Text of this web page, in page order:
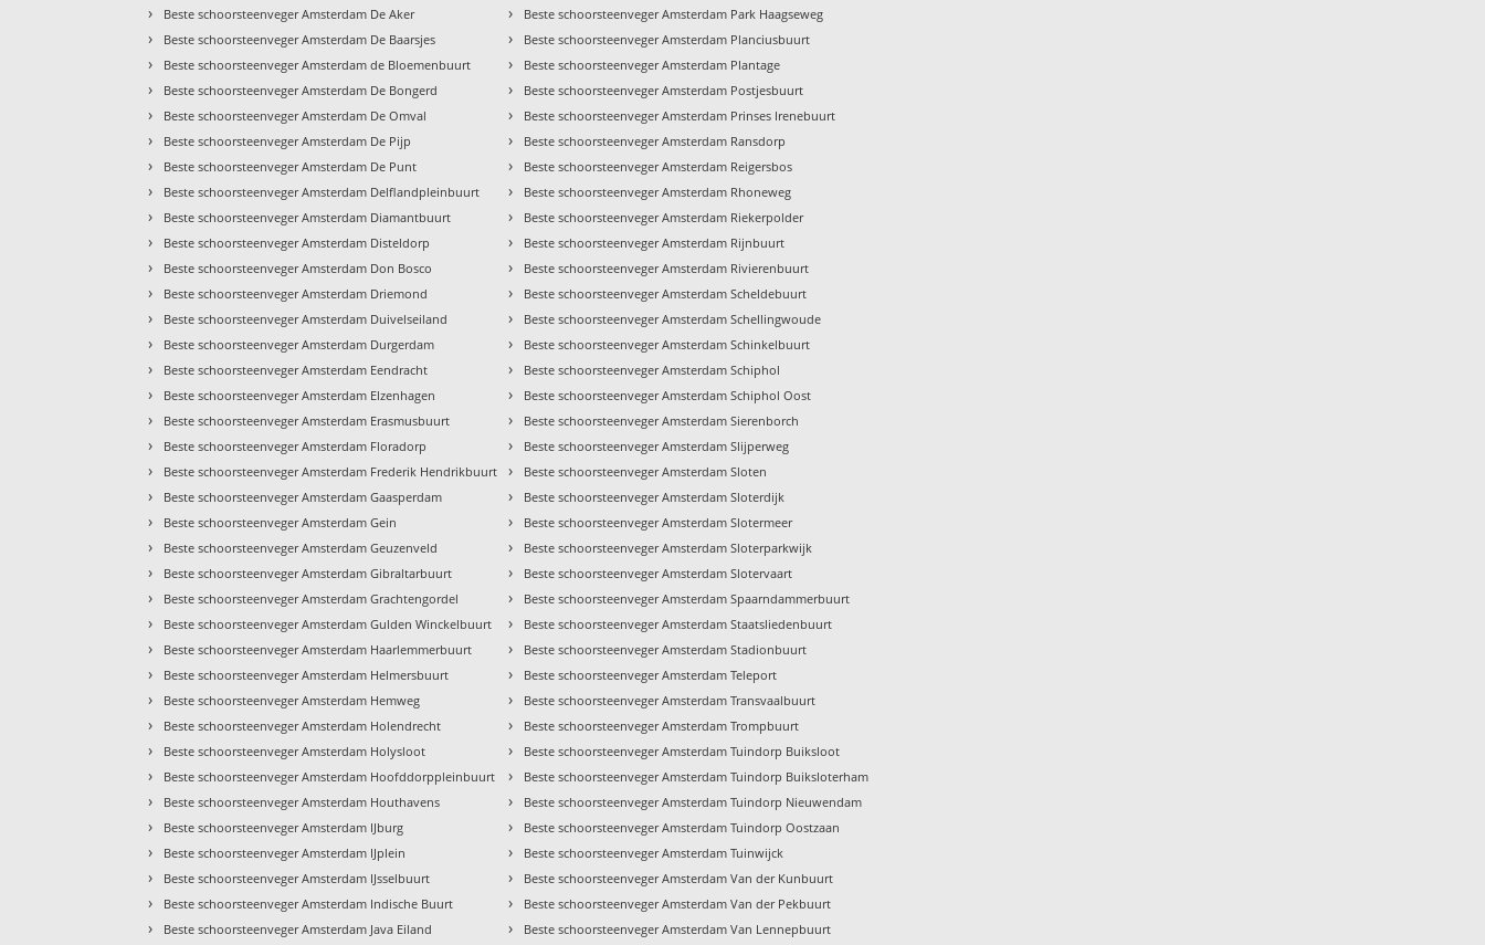
› Beste schoorsteenveger Amsterdam De Aker
› Beste schoorsteenveger Amsterdam De Baarsjes
› Beste schoorsteenveger Amsterdam de Bloemenbuurt
› Beste schoorsteenveger Amsterdam De Bongerd
› Beste schoorsteenveger Amsterdam De Omval
› Beste schoorsteenveger Amsterdam De Pijp
› Beste schoorsteenveger Amsterdam De Punt
› Beste schoorsteenveger Amsterdam Delflandpleinbuurt
› Beste schoorsteenveger Amsterdam Diamantbuurt
› Beste schoorsteenveger Amsterdam Disteldorp
› Beste schoorsteenveger Amsterdam Don Bosco
› Beste schoorsteenveger Amsterdam Driemond
› Beste schoorsteenveger Amsterdam Duivelseiland
› Beste schoorsteenveger Amsterdam Durgerdam
› Beste schoorsteenveger Amsterdam Eendracht
› Beste schoorsteenveger Amsterdam Elzenhagen
› Beste schoorsteenveger Amsterdam Erasmusbuurt
› Beste schoorsteenveger Amsterdam Floradorp
› Beste schoorsteenveger Amsterdam Frederik Hendrikbuurt
› Beste schoorsteenveger Amsterdam Gaasperdam
› Beste schoorsteenveger Amsterdam Gein
› Beste schoorsteenveger Amsterdam Geuzenveld
› Beste schoorsteenveger Amsterdam Gibraltarbuurt
› Beste schoorsteenveger Amsterdam Grachtengordel
› Beste schoorsteenveger Amsterdam Gulden Winckelbuurt
› Beste schoorsteenveger Amsterdam Haarlemmerbuurt
› Beste schoorsteenveger Amsterdam Helmersbuurt
› Beste schoorsteenveger Amsterdam Hemweg
› Beste schoorsteenveger Amsterdam Holendrecht
› Beste schoorsteenveger Amsterdam Holysloot
› Beste schoorsteenveger Amsterdam Hoofddorppleinbuurt
› Beste schoorsteenveger Amsterdam Houthavens
› Beste schoorsteenveger Amsterdam IJburg
› Beste schoorsteenveger Amsterdam IJplein
› Beste schoorsteenveger Amsterdam IJsselbuurt
› Beste schoorsteenveger Amsterdam Indische Buurt
› Beste schoorsteenveger Amsterdam Java Eiland
› Beste schoorsteenveger Amsterdam Park Haagseweg
› Beste schoorsteenveger Amsterdam Planciusbuurt
› Beste schoorsteenveger Amsterdam Plantage
› Beste schoorsteenveger Amsterdam Postjesbuurt
› Beste schoorsteenveger Amsterdam Prinses Irenebuurt
› Beste schoorsteenveger Amsterdam Ransdorp
› Beste schoorsteenveger Amsterdam Reigersbos
› Beste schoorsteenveger Amsterdam Rhoneweg
› Beste schoorsteenveger Amsterdam Riekerpolder
› Beste schoorsteenveger Amsterdam Rijnbuurt
› Beste schoorsteenveger Amsterdam Rivierenbuurt
› Beste schoorsteenveger Amsterdam Scheldebuurt
› Beste schoorsteenveger Amsterdam Schellingwoude
› Beste schoorsteenveger Amsterdam Schinkelbuurt
› Beste schoorsteenveger Amsterdam Schiphol
› Beste schoorsteenveger Amsterdam Schiphol Oost
› Beste schoorsteenveger Amsterdam Sierenborch
› Beste schoorsteenveger Amsterdam Slijperweg
› Beste schoorsteenveger Amsterdam Sloten
› Beste schoorsteenveger Amsterdam Sloterdijk
› Beste schoorsteenveger Amsterdam Slotermeer
› Beste schoorsteenveger Amsterdam Sloterparkwijk
› Beste schoorsteenveger Amsterdam Slotervaart
› Beste schoorsteenveger Amsterdam Spaarndammerbuurt
› Beste schoorsteenveger Amsterdam Staatsliedenbuurt
› Beste schoorsteenveger Amsterdam Stadionbuurt
› Beste schoorsteenveger Amsterdam Teleport
› Beste schoorsteenveger Amsterdam Transvaalbuurt
› Beste schoorsteenveger Amsterdam Trompbuurt
› Beste schoorsteenveger Amsterdam Tuindorp Buiksloot
› Beste schoorsteenveger Amsterdam Tuindorp Buiksloterham
› Beste schoorsteenveger Amsterdam Tuindorp Nieuwendam
› Beste schoorsteenveger Amsterdam Tuindorp Oostzaan
› Beste schoorsteenveger Amsterdam Tuinwijck
› Beste schoorsteenveger Amsterdam Van der Kunbuurt
› Beste schoorsteenveger Amsterdam Van der Pekbuurt
› Beste schoorsteenveger Amsterdam Van Lennepbuurt